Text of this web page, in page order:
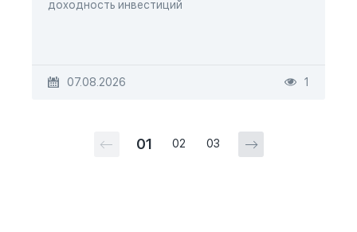
доходность инвестиций
07.08.2026 1
01 02 03